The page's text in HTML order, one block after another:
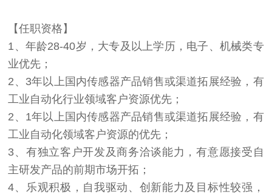
【任职资格】
1、年龄28-40岁，大专及以上学历，电子、机械类专
业优先；
2、3年以上国内传感器产品销售或渠道拓展经验，有
工业自动化行业领域客户资源优先；
2、1年以上国内传感器产品销售或渠道拓展经验，有
工业自动化领域客户资源的优先；
3、有独立客户开发及商务洽谈能力，有意愿接受自
主研发产品的前期市场开拓；
4、乐观积极，自我驱动、创新能力及目标性较强，